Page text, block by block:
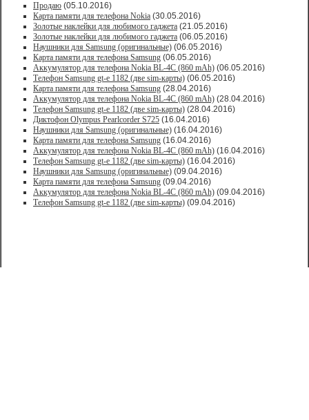
Продаю (05.10.2016)
Карта памяти для телефона Nokia (30.05.2016)
Золотые наклейки для любимого гаджета (21.05.2016)
Золотые наклейки для любимого гаджета (06.05.2016)
Наушники для Samsung (оригинальные) (06.05.2016)
Карта памяти для телефона Samsung (06.05.2016)
Аккумулятор для телефона Nokia BL-4C (860 mAh) (06.05.2016)
Телефон Samsung gt-e 1182 (две sim-карты) (06.05.2016)
Карта памяти для телефона Samsung (28.04.2016)
Аккумулятор для телефона Nokia BL-4C (860 mAh) (28.04.2016)
Телефон Samsung gt-e 1182 (две sim-карты) (28.04.2016)
Диктофон Olympus Pearlcorder S725 (16.04.2016)
Наушники для Samsung (оригинальные) (16.04.2016)
Карта памяти для телефона Samsung (16.04.2016)
Аккумулятор для телефона Nokia BL-4C (860 mAh) (16.04.2016)
Телефон Samsung gt-e 1182 (две sim-карты) (16.04.2016)
Наушники для Samsung (оригинальные) (09.04.2016)
Карта памяти для телефона Samsung (09.04.2016)
Аккумулятор для телефона Nokia BL-4C (860 mAh) (09.04.2016)
Телефон Samsung gt-e 1182 (две sim-карты) (09.04.2016)